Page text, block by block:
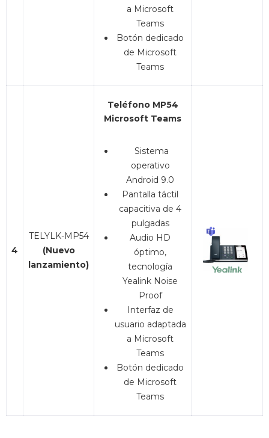
a Microsoft
Teams
Botón dedicado
de Microsoft
Teams
4
TELYLK-MP54
(Nuevo
lanzamiento)
Teléfono MP54
Microsoft Teams
Sistema
operativo
Android 9.0
Pantalla táctil
capacitiva de 4
pulgadas
Audio HD
óptimo,
tecnología
Yealink Noise
Proof
Interfaz de
usuario adaptada
a Microsoft
Teams
Botón dedicado
de Microsoft
Teams